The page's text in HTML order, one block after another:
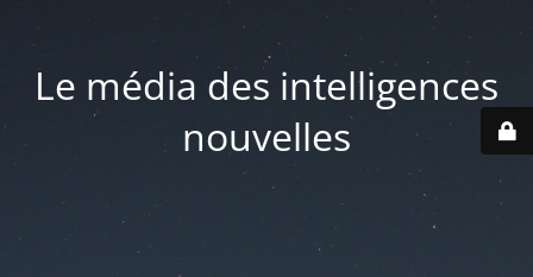
Le média des intelligences
nouvelles